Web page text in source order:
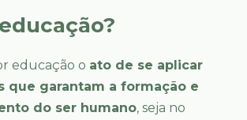
educação o ato de se aplicar
que garantam a formação e
do ser humano, seja no